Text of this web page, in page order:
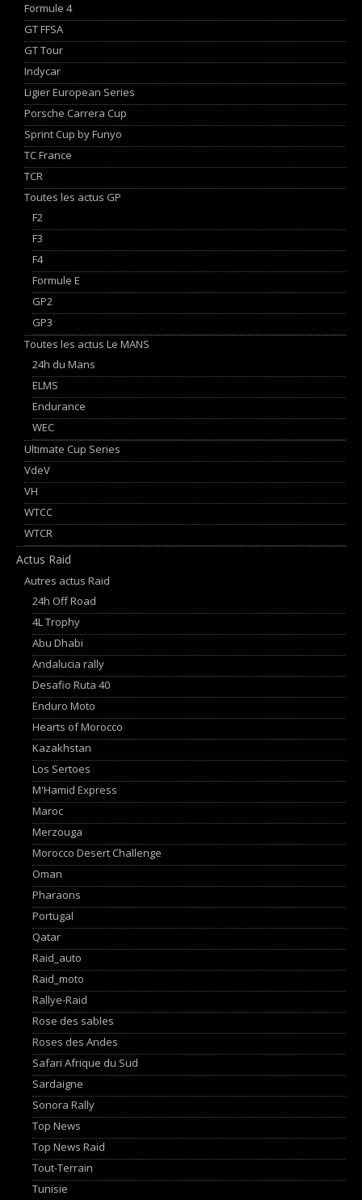
Formule 4
GT FFSA
GT Tour
Indycar
Ligier European Series
Porsche Carrera Cup
Sprint Cup by Funyo
TC France
TCR
Toutes les actus GP
F2
F3
F4
Formule E
GP2
GP3
Toutes les actus Le MANS
24h du Mans
ELMS
Endurance
WEC
Ultimate Cup Series
VdeV
VH
WTCC
WTCR
Actus Raid
Autres actus Raid
24h Off Road
4L Trophy
Abu Dhabi
Andalucia rally
Desafio Ruta 40
Enduro Moto
Hearts of Morocco
Kazakhstan
Los Sertoes
M'Hamid Express
Maroc
Merzouga
Morocco Desert Challenge
Oman
Pharaons
Portugal
Qatar
Raid_auto
Raid_moto
Rallye-Raid
Rose des sables
Roses des Andes
Safari Afrique du Sud
Sardaigne
Sonora Rally
Top News
Top News Raid
Tout-Terrain
Tunisie